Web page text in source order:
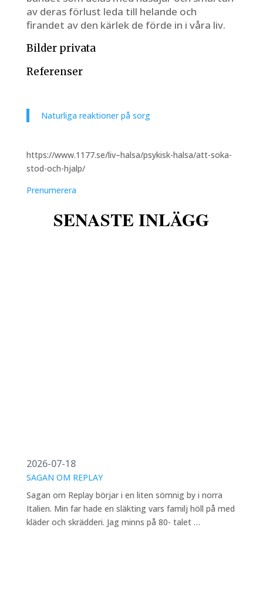
av deras förlust leda till helande och
firandet av den kärlek de förde in i våra liv.
Bilder privata
Referenser
Naturliga reaktioner på sorg
https://www.1177.se/liv–halsa/psykisk-halsa/att-soka-
stod-och-hjalp/
Prenumerera
SENASTE INLÄGG
2026-07-18
SAGAN OM REPLAY
Sagan om Replay börjar i en liten sömnig by i norra
Italien. Min far hade en släkting vars familj höll på med
kläder och skrädderi. Jag minns på 80- talet …